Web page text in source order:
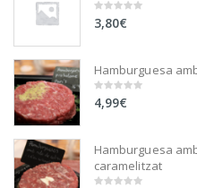
0
out
3,80€
Hamburguesa
0
out
4,99€
Hamburguesa
caramelitzat